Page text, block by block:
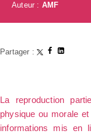
Auteur : AMF
Partager :
La reproduction
physique ou morale
informations mis en